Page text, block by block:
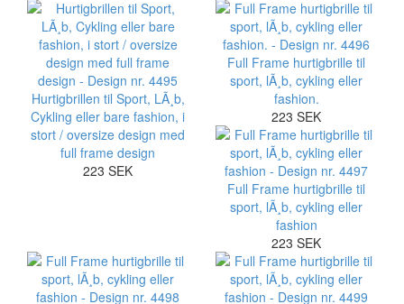
Hurtigbrillen til Sport, LÃ¸b,
Cykling eller bare fashion, i
stort / oversize design med
full frame design
223 SEK
Full Frame hurtigbrille til
sport, lÃ¸b, cykling eller
fashion.
223 SEK
Full Frame hurtigbrille til
sport, lÃ¸b, cykling eller
fashion
223 SEK